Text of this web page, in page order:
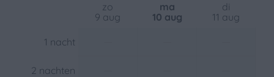
Buiten
Garage
zo
9 aug
ma
10 aug
di
11 aug
1 nacht
2 nachten